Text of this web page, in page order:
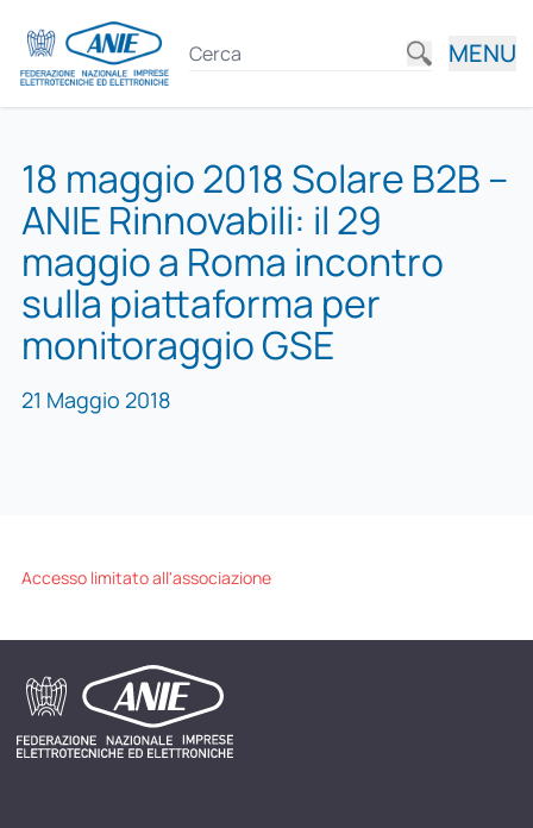
MENU
18 maggio 2018 Solare B2B –
ANIE Rinnovabili: il 29
maggio a Roma incontro
sulla piattaforma per
monitoraggio GSE
21 Maggio 2018
Accesso limitato all'associazione